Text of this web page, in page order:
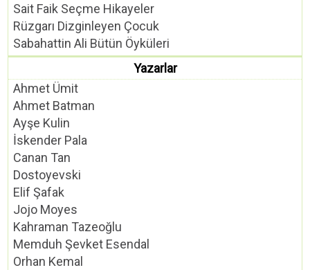
Sait Faik Seçme Hikayeler
Rüzgarı Dizginleyen Çocuk
Sabahattin Ali Bütün Öyküleri
Yazarlar
Ahmet Ümit
Ahmet Batman
Ayşe Kulin
İskender Pala
Canan Tan
Dostoyevski
Elif Şafak
Jojo Moyes
Kahraman Tazeoğlu
Memduh Şevket Esendal
Orhan Kemal